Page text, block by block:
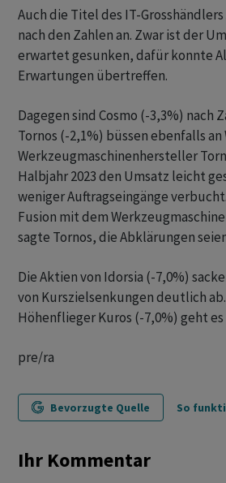
Auch die Titel des IT-
nach den Zahlen an. Zwar ist der
erwartet gesunken, dafür konnte
Erwartungen übertreffen.
Dagegen sind Cosmo (-3,3%) nach
Tornos (-2,1%) büssen ebenfalls an
Werkzeugmaschinenhersteller
Halbjahr 2023 den Umsatz leicht
weniger Auftragseingänge
Fusion mit dem
sagte Tornos, die Abklärungen
Die Aktien von Idorsia (-7,0%)
von Kurszielsenkungen deutlich
Höhenflieger Kuros (-7,0%) geht
pre/ra
Bevorzugte Quelle So
Ihr Kommentar